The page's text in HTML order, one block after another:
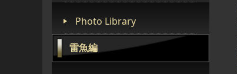
Photo Library
雷魚編